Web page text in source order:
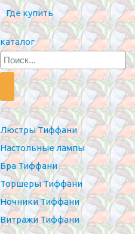
Где купить
каталог
Люстры Тиффани
Настольные лампы
Бра Тиффани
Торшеры Тиффани
Ночники Тиффани
Витражи Тиффани